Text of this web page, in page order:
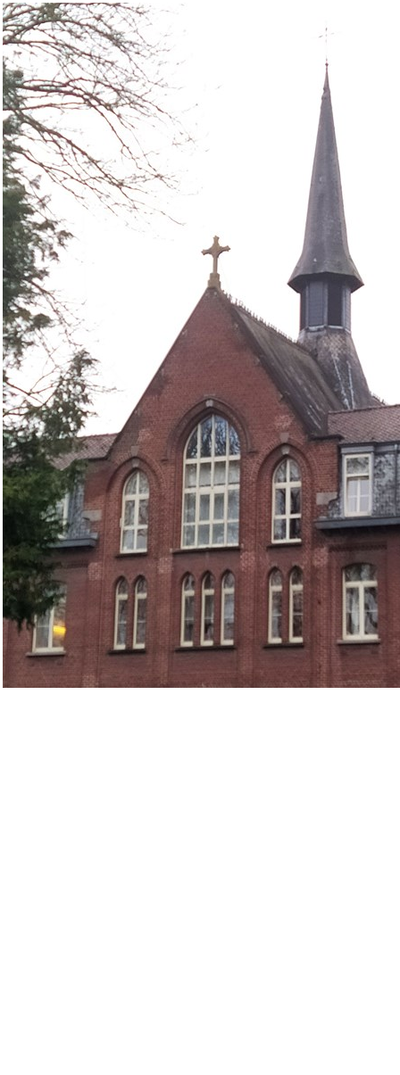
img
20220116
150716